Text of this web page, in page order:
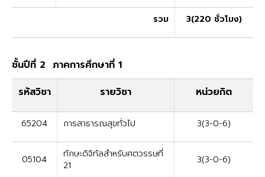
รวม 3(220 ชั่วโมง)
ชั้นปีที่ 2 ภาคการศึกษาที่ 1
รหัสวิชา
รายวิชา หน่วยกิต
65204 การสาธารณสุขทั่วไป 3(3-0-6)
05104
ทักษะดิจิทัลสำหรับศตวรรษที่
21
3(3-0-6)